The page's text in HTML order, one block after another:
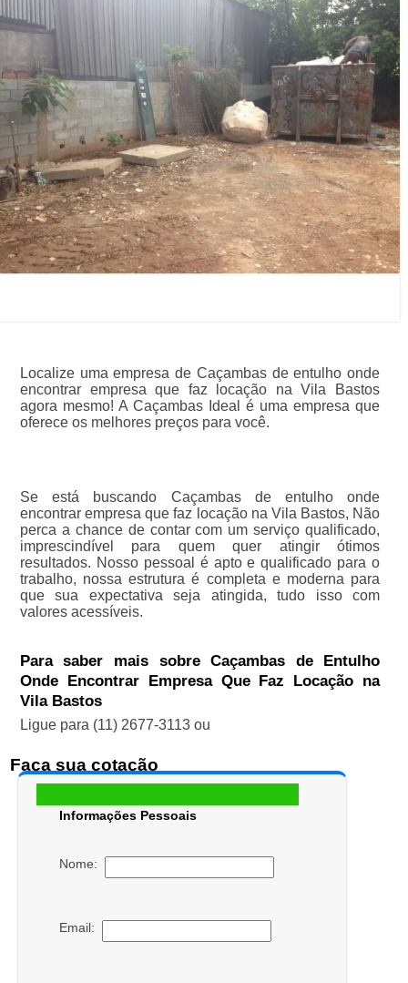
Localize uma empresa de Caçambas de entulho onde
encontrar empresa que faz locação na Vila Bastos
agora mesmo! A Caçambas Ideal é uma empresa que
oferece os melhores preços para você.
Se está buscando Caçambas de entulho onde
encontrar empresa que faz locação na Vila Bastos, Não
perca a chance de contar com um serviço qualificado,
imprescindível para quem quer atingir ótimos
resultados. Nosso pessoal é apto e qualificado para o
trabalho, nossa estrutura é completa e moderna para
que sua expectativa seja atingida, tudo isso com
valores acessíveis.
Para saber mais sobre Caçambas de Entulho
Onde Encontrar Empresa Que Faz Locação na
Vila Bastos
Ligue para (11) 2677-3113ou
Faça sua cotação
Informações Pessoais
Nome:
Email: